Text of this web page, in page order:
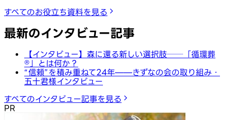
すべてのお役立ち資料を見る
最新のインタビュー記事
【インタビュー】森に還る新しい選択肢──「循環葬
®︎」とは何か？
“信頼”を積み重ねて24年——きずなの会の取り組み・
五十君様インタビュー
すべてのインタビュー記事を見る
PR